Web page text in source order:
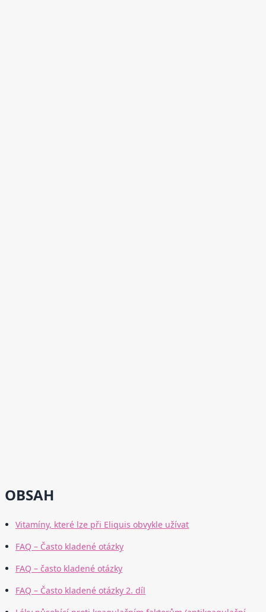
OBSAH
Vitamíny, které lze při Eliquis obvykle užívat
FAQ – Často kladené otázky
FAQ – často kladené otázky
FAQ – Často kladené otázky 2. díl